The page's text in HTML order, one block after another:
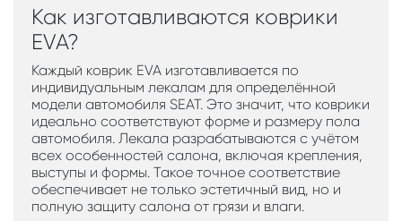
Как изготавливаются коврики
EVA?
Каждый коврик EVA изготавливается по
индивидуальным лекалам для определённой
модели автомобиля SEAT. Это значит, что коврики
идеально соответствуют форме и размеру пола
автомобиля. Лекала разрабатываются с учётом
всех особенностей салона, включая крепления,
выступы и формы. Такое точное соответствие
обеспечивает не только эстетичный вид, но и
полную защиту салона от грязи и влаги.